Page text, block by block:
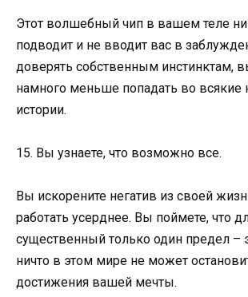
Этот волшебный чип в вашем теле
подводит и не вводит вас в
доверять собственным инстинктам,
намного меньше попадать во всякие
истории.
15. Вы узнаете, что возможно все.
Вы искорените негатив из своей
работать усерднее. Вы поймете, что
существенный только один предел –
ничто в этом мире не может
достижения вашей мечты.